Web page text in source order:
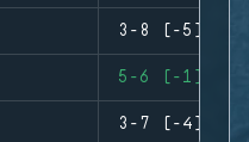
3-8 (-5)
5-6 (-1)
3-7 (-4)